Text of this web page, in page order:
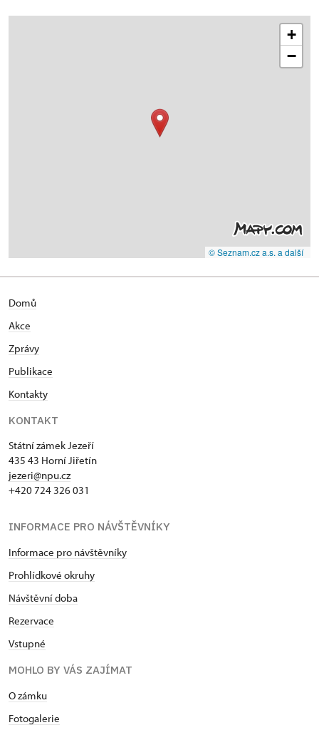
+
−
© Seznam.cz a.s. a další
Domů
Akce
Zprávy
Publikace
Kontakty
KONTAKT
Státní zámek Jezeří
435 43 Horní Jiřetín
jezeri@npu.cz
+420 724 326 031
INFORMACE PRO NÁVŠTĚVNÍKY
Informace pro návštěvníky
Prohlídkové okruhy
Návštěvní doba
Rezervace
Vstupné
MOHLO BY VÁS ZAJÍMAT
O zámku
Fotogalerie